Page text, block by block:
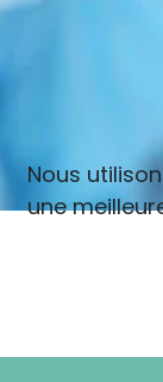
Nous
une